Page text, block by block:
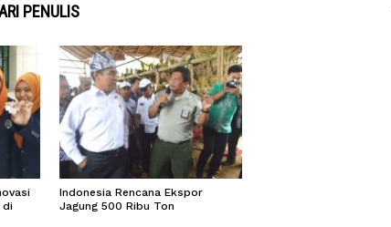
PENULIS
di
Indonesia Rencana Ekspor
Jagung 500 Ribu Ton